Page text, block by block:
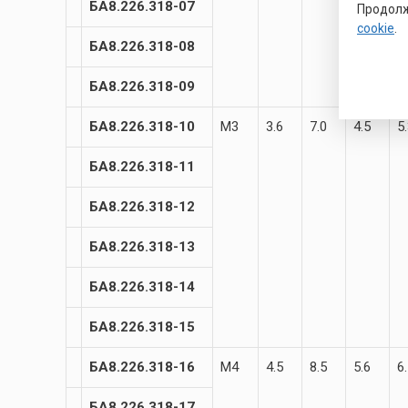
БА8.226.318-07
БА8.226.318-08
БА8.226.318-09
БА8.226.318-10 М3 3.6 7.0 4.5
БА8.226.318-11
БА8.226.318-12
БА8.226.318-13
БА8.226.318-14
БА8.226.318-15
БА8.226.318-16 М4 4.5 8.5 5.6
cookie